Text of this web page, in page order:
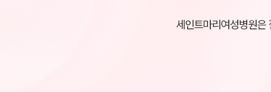
세인트마리여성병원은